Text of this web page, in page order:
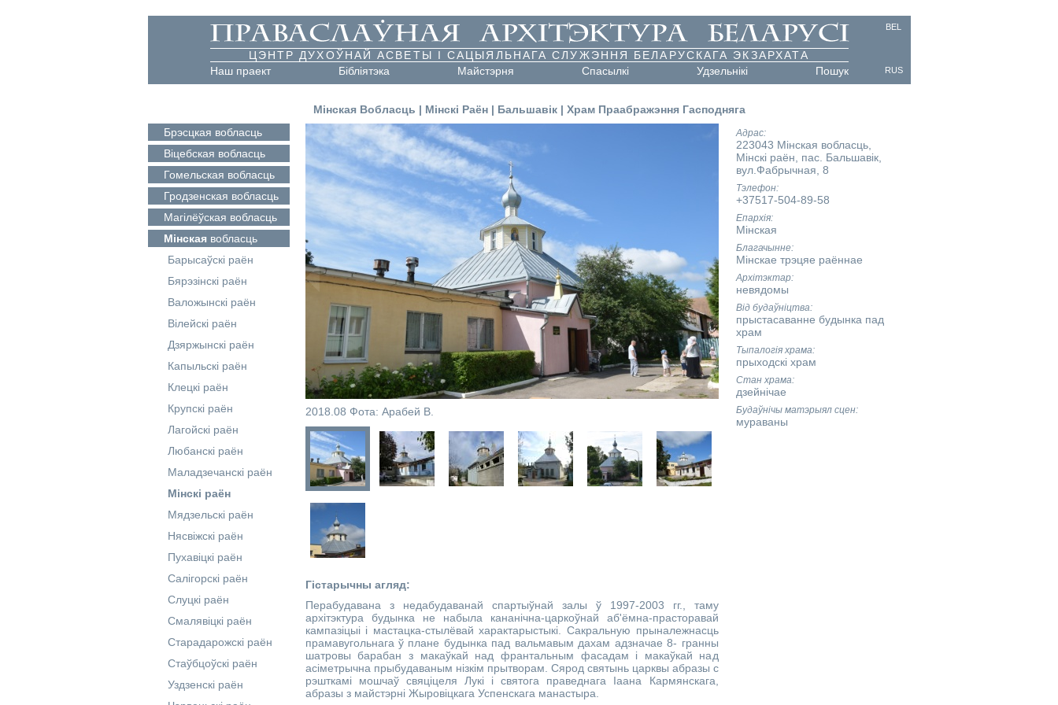
BEL
RUS
ЦЭНТР ДУХОЎНАЙ АСВЕТЫ І САЦЫЯЛЬНАГА СЛУЖЭННЯ БЕЛАРУСКАГА ЭКЗАРХАТА
Наш праект
Бібліятэка Майстэрня Cпасылкі Удзельнікі Пошук
Мінская Вобласць | Мінскі Раён| Бальшавік| Храм Праабражэння Гасподняга
Брэсцкая вобласць
Віцебская вобласць
Гомельская вобласць
Гродзенская вобласць
Магілёўская вобласць
Мінскаявобласць
Барысаўскі раён
Бярэзінскі раён
Валожынскі раён
Вілейскі раён
Дзяржынскі раён
Капыльскі раён
Клецкі раён
Крупскі раён
Лагойскі раён
Любанскі раён
Маладзечанскі раён
Мінскі раён
Мядзельскі раён
Нясвіжскі раён
Пухавіцкі раён
Салігорскі раён
Слуцкі раён
Смалявіцкі раён
Старадарожскі раён
Стаўбцоўскі раён
Уздзенскі раён
2018.08 Фота: Арабей В.
Гістарычны агляд:
Перабудавана з недабудаванай спартыўнай залы ў 1997-2003 гг., таму
архітэктура будынка не набыла кананічна-царкоўнай аб'ёмна-прасторавай
кампазіцыі і мастацка-стылёвай характарыстыкі. Сакральную прыналежнасць
прамавугольнага ў плане будынка пад вальмавым дахам адзначае 8- гранны
шатровы барабан з макаўкай над франтальным фасадам і макаўкай над
асіметрычна прыбудаваным нізкім прытворам. Сярод святынь царквы абразы с
рэшткамі мошчаў свяціцеля Лукі і святога праведнага Іаана Кармянскага,
абразы з майстэрні Жыровіцкага Успенскага манастыра.
Адрас
223043 Мінская вобласць,
Мінскі раён, пас. Бальшавік,
вул.Фабрычная, 8
Тэлефон
+37517-504-89-58
Епархія
Мінская
Благачынне
Мінскае трэцяе раённае
Архітэктар
невядомы
Від будаўніцтва
прыстасаванне будынка пад
храм
Тыпалогія храма
прыходскі храм
Стан храма
дзейнічае
Будаўнічы матэрыял сцен
мураваны